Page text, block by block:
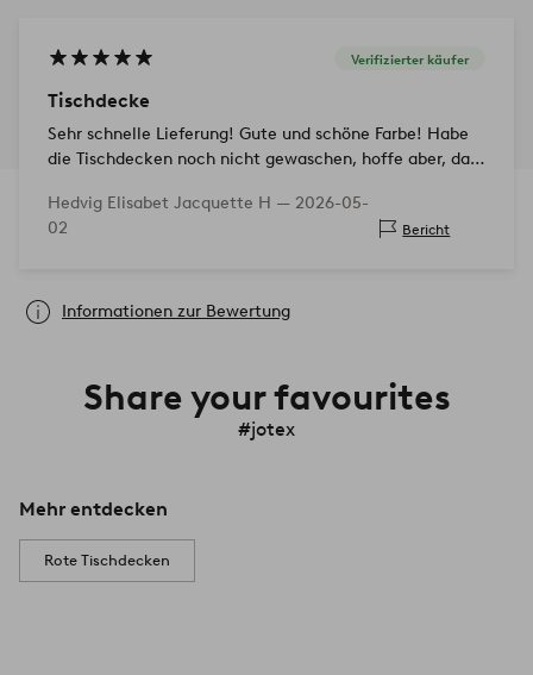
Verifizierter käufer
Tischdecke
Sehr schnelle Lieferung! Gute und schöne Farbe! Habe
die Tischdecken noch nicht gewaschen, hoffe aber, dass
Hedvig Elisabet Jacquette H — 2026-05-
02
Bericht
Informationen zur Bewertung
Share your favourites
#jotex
Mehr entdecken
Rote Tischdecken